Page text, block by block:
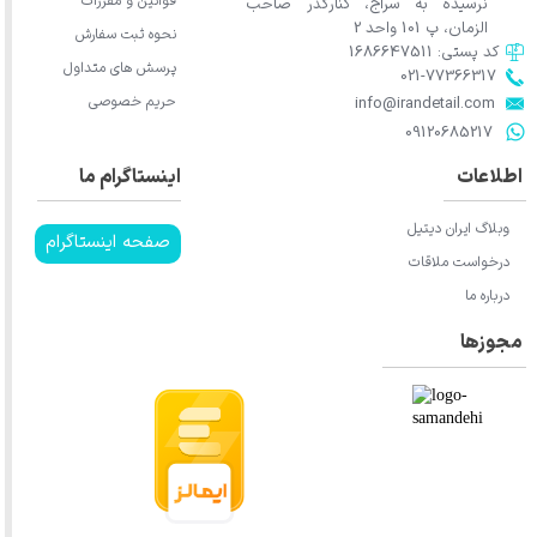
الزمان، پ 101 واحد 2
​​​​​​​info@irandetail.com
021-77366317​​​​​​​​​​​​​​​​​​​​​
​​​​​​​09120685217​​​​​​​
کد پستی: 1686647511
اینستاگرام ما
صفحه اینستاگرام
اطلاعات
وبلاگ ایران دیتیل
درخواست ملاقات
درباره ما
نحوه ثبت سفارش
پرسش های متداول
حریم خصوصی
مجوزها